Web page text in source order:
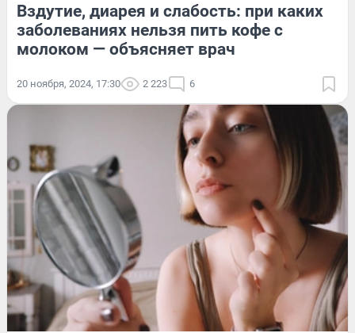
Вздутие, диарея и слабость: при каких
заболеваниях нельзя пить кофе с
молоком — объясняет врач
20 ноября, 2024, 17:30 2 223 6